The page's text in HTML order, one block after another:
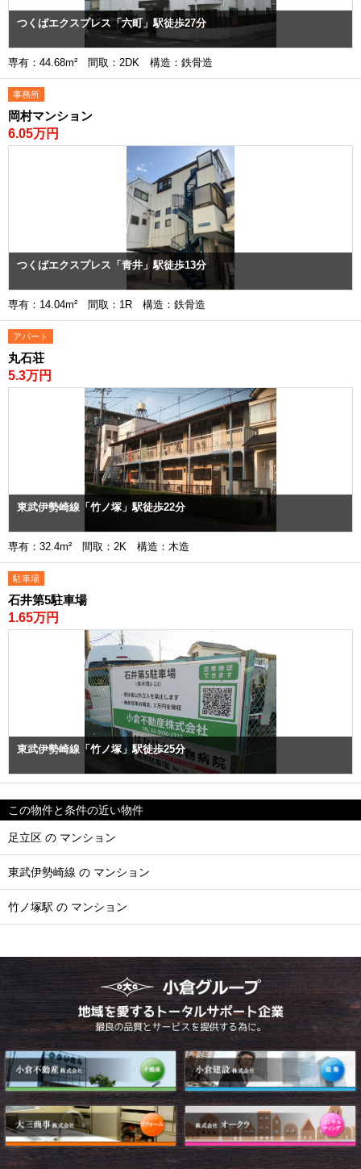
つくばエクスプレス「六町」駅徒歩27分
専有：44.68m² 間取：2DK 構造：鉄骨造
事務所
岡村マンション
6.05万円
つくばエクスプレス「青井」駅徒歩13分
専有：14.04m² 間取：1R 構造：鉄骨造
アパート
丸石荘
5.3万円
東武伊勢崎線「竹ノ塚」駅徒歩22分
専有：32.4m² 間取：2K 構造：木造
駐車場
石井第5駐車場
1.65万円
東武伊勢崎線「竹ノ塚」駅徒歩25分
この物件と条件の近い物件
足立区 の マンション
東武伊勢崎線 の マンション
竹ノ塚駅 の マンション